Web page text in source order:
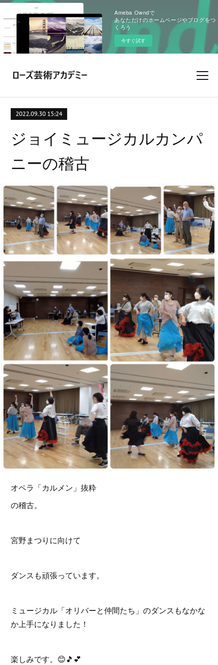
Ameba Owndで
あなただけのホームページやブログをつ
くろう
今すぐ試す
2022.09.30 15:24
ジョイミュージカルカンパ
ニーの稽古
オペラ「カルメン」抜粋
の稽古。
宮野まつりに向けて
ダンスも頑張っています。
ミュージカル「オリバーと仲間たち」のダンスもなかな
か上手になりました！
楽しみです。😊🎵💕